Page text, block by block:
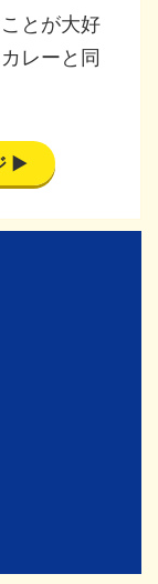
とが大好
レーと同
▶